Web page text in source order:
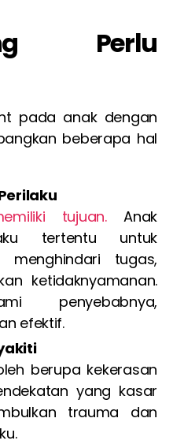
Perlu
pada anak dengan
beberapa hal
tujuan.Anak
tertentu untuk
menghindari tugas,
ketidaknyamanan.
penyebabnya,
efektif.
berupa kekerasan
yang kasar
trauma dan